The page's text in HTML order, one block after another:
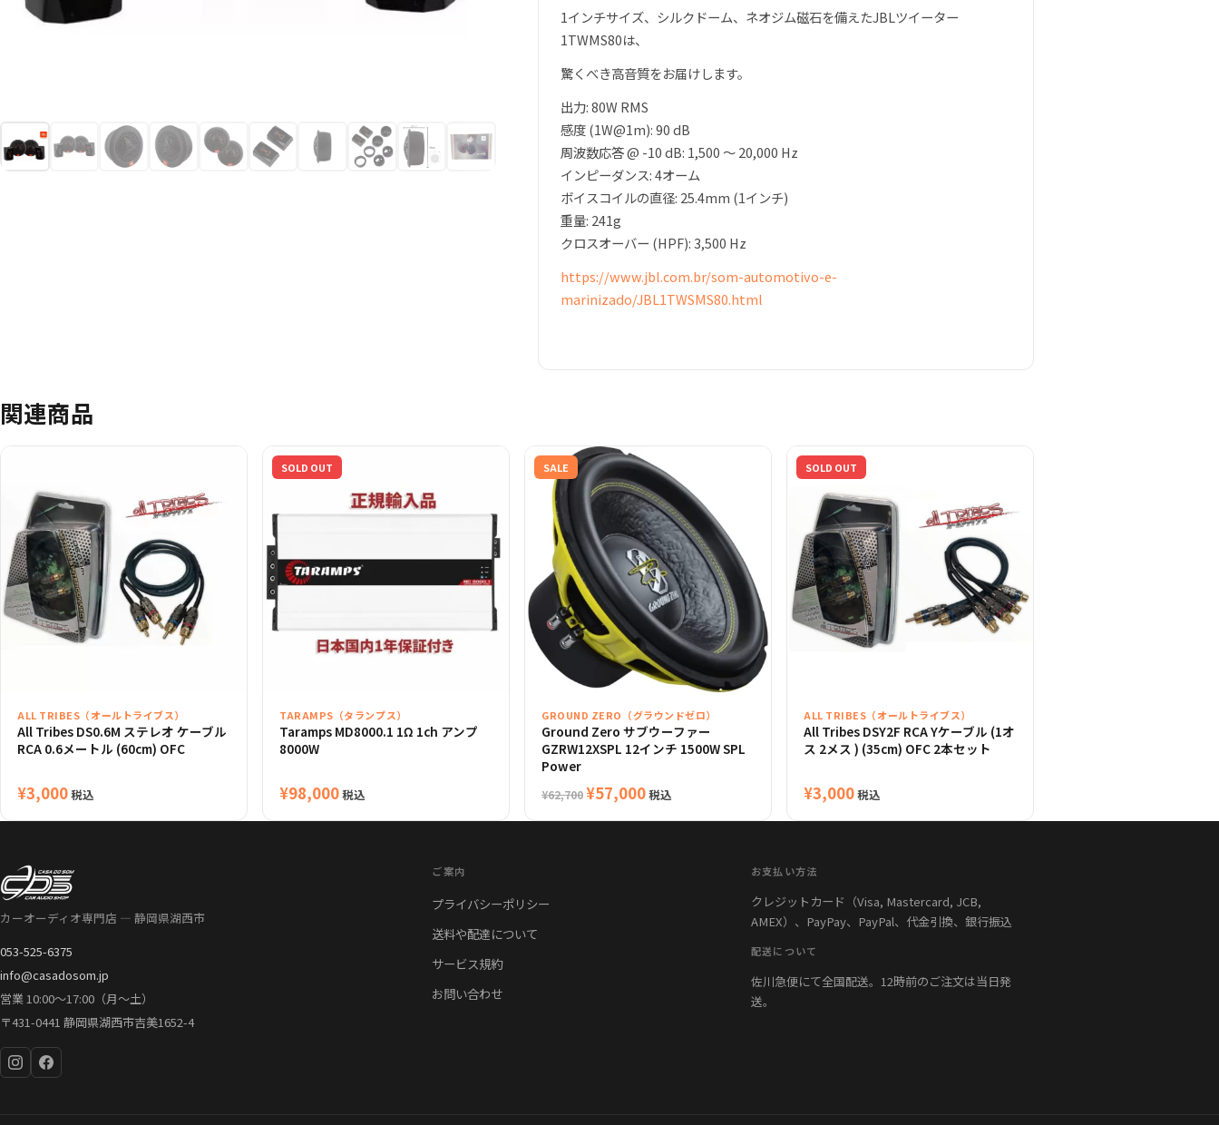
（ペ
ア）
1インチサイズ、シルクドーム、ネオジム磁石を備えたJBLツイーター
1TWMS80は、
驚くべき高音質をお届けします。
出力: 80W RMS
感度 (1W@1m): 90 dB
周波数応答 @ -10 dB: 1,500 ～ 20,000 Hz
インピーダンス: 4オーム
ボイスコイルの直径: 25.4mm (1インチ)
重量: 241g
クロスオーバー (HPF): 3,500 Hz
https://www.jbl.com.br/som-automotivo-e-
marinizado/JBL1TWSMS80.html
関連商品
ALL TRIBES（オールトライブス）
All Tribes DS0.6M ステレオ ケーブル
RCA 0.6メートル (60cm) OFC
¥3,000税込
SOLD OUT
TARAMPS（タランプス）
Taramps MD8000.1 1Ω 1ch アンプ
8000W
¥98,000税込
SALE
GROUND ZERO（グラウンドゼロ）
Ground Zero サブウーファー
GZRW12XSPL 12インチ 1500W SPL
Power
¥62,700元
¥57,000現
税込
SOLD OUT
ALL TRIBES（オールトライブス）
All Tribes DSY2F RCA Yケーブル (1オ
ス 2メス ) (35cm) OFC 2本セット
¥3,000税込
カーオーディオ専門店 — 静岡県湖西市
053-525-6375
info@casadosom.jp
営業 10:00〜17:00（月〜土）
〒431-0441 静岡県湖西市吉美1652-4
ご案内
プライバシーポリシー
送料や配達について
サービス規約
お問い合わせ
お支払い方法
クレジットカード（Visa, Mastercard, JCB,
AMEX）、PayPay、PayPal、代金引換、銀行振込
配送について
佐川急便にて全国配送。12時前のご注文は当日発
送。